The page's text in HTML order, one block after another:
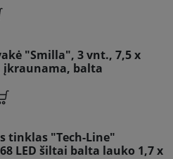
"Smilla", 3 vnt., 7,5 x
įkraunama, balta
tinklas "Tech-Line"
LED šiltai balta lauko 1,7 x